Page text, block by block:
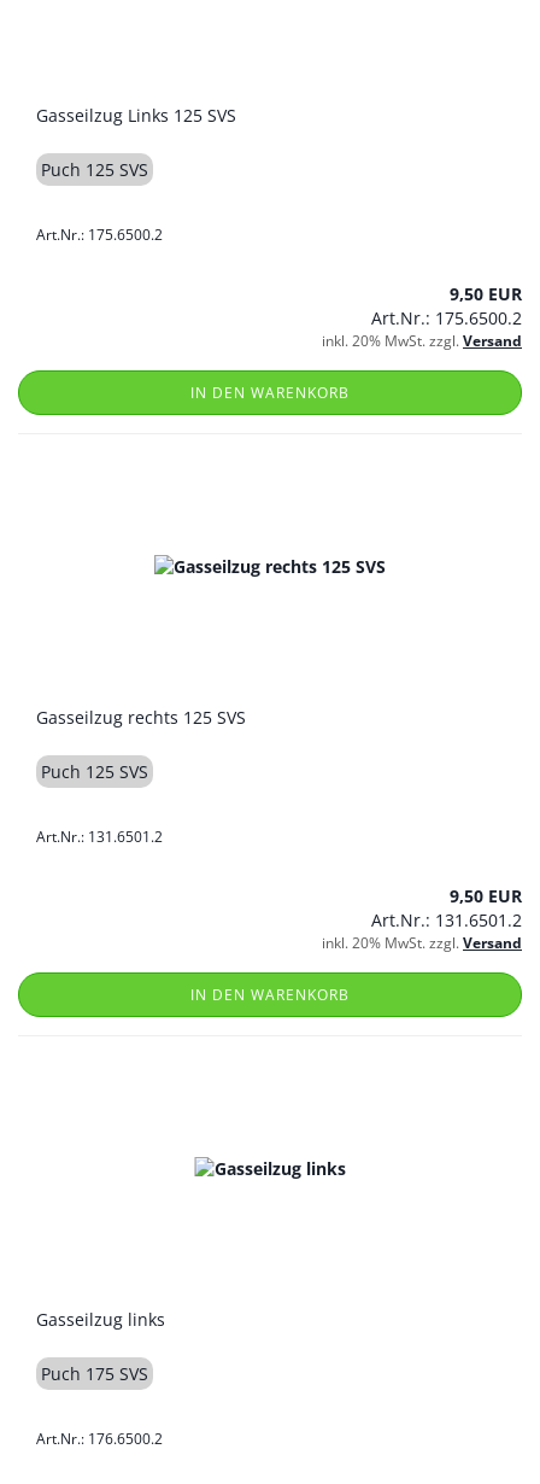
Gasseilzug Links 125 SVS
Puch 125 SVS
Art.Nr.: 175.6500.2
9,50 EUR
Art.Nr.: 175.6500.2
inkl. 20% MwSt. zzgl.Versand
IN DEN WARENKORB
Gasseilzug rechts 125 SVS
Puch 125 SVS
Art.Nr.: 131.6501.2
9,50 EUR
Art.Nr.: 131.6501.2
inkl. 20% MwSt. zzgl.Versand
IN DEN WARENKORB
Gasseilzug links
Puch 175 SVS
Art.Nr.: 176.6500.2